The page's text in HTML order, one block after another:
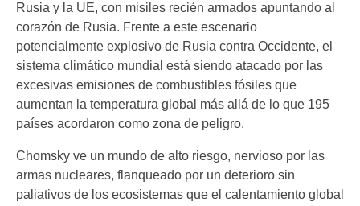
Rusia y la UE, con misiles recién armados apuntando al
corazón de Rusia. Frente a este escenario
potencialmente explosivo de Rusia contra Occidente, el
sistema climático mundial está siendo atacado por las
excesivas emisiones de combustibles fósiles que
aumentan la temperatura global más allá de lo que 195
países acordaron como zona de peligro.
Chomsky ve un mundo de alto riesgo, nervioso por las
armas nucleares, flanqueado por un deterioro sin
paliativos de los ecosistemas que el calentamiento global